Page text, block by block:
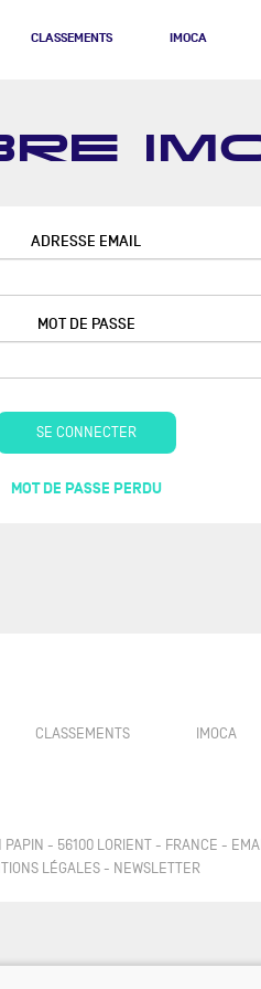
CLASSEMENTS IMOCA
ADRESSE EMAIL
MOT DE PASSE
SE CONNECTER
MOT DE PASSE PERDU
CLASSEMENTS IMOCA
PAPIN - 56100 LORIENT - FRANCE -
LÉGALES - NEWSLETTER